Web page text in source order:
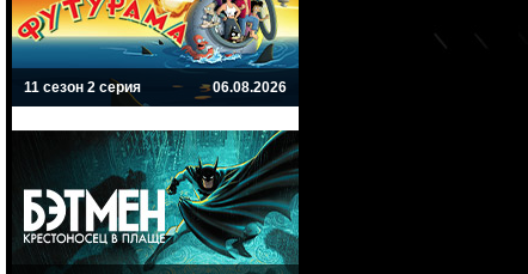
11 сезон 2 серия 06.08.2026